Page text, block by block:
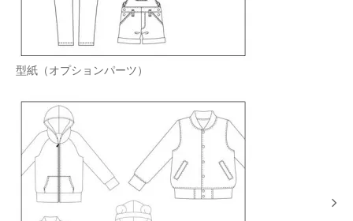
型紙（オプションパーツ）